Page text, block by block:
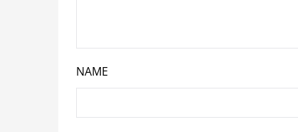
NAME